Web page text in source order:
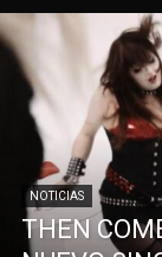
NOTICIAS
THEN